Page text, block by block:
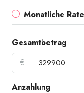
Monatliche Rate
Gesamtbetrag
€
Anzahlung